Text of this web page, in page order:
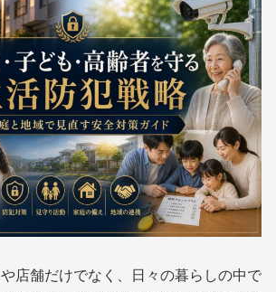
店舗だけでなく、日々の暮らしの中で